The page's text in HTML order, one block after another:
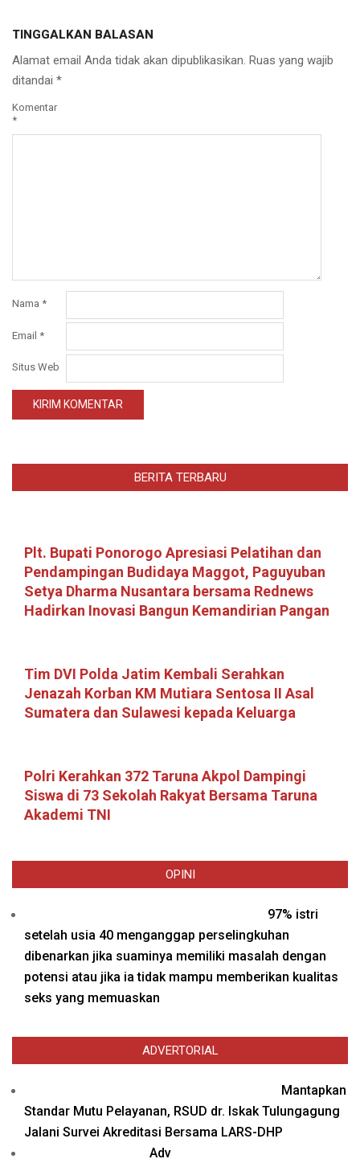
TINGGALKAN BALASAN
Alamat email Anda tidak akan dipublikasikan. Ruas yang wajib
ditandai *
Komentar
*
Nama *
Email *
Situs Web
BERITA TERBARU
Plt. Bupati Ponorogo Apresiasi Pelatihan dan
Pendampingan Budidaya Maggot, Paguyuban
Setya Dharma Nusantara bersama Rednews
Hadirkan Inovasi Bangun Kemandirian Pangan
Tim DVI Polda Jatim Kembali Serahkan
Jenazah Korban KM Mutiara Sentosa II Asal
Sumatera dan Sulawesi kepada Keluarga
Polri Kerahkan 372 Taruna Akpol Dampingi
Siswa di 73 Sekolah Rakyat Bersama Taruna
Akademi TNI
OPINI
97% istri
setelah usia 40 menganggap perselingkuhan
dibenarkan jika suaminya memiliki masalah dengan
potensi atau jika ia tidak mampu memberikan kualitas
seks yang memuaskan
ADVERTORIAL
Mantapkan
Standar Mutu Pelayanan, RSUD dr. Iskak Tulungagung
Jalani Survei Akreditasi Bersama LARS-DHP
Adv